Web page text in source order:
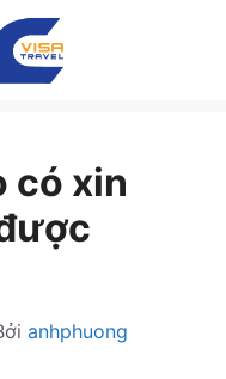
có xin
anhphuong